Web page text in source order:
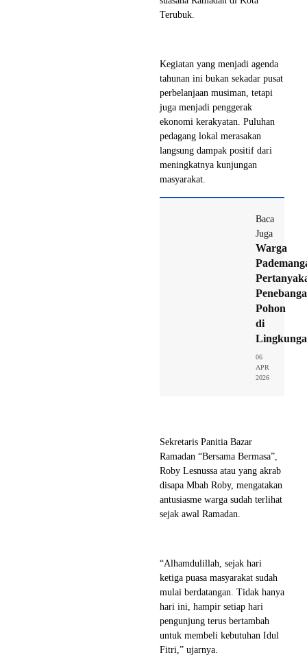
Terubuk.
Kegiatan yang menjadi agenda
tahunan ini bukan sekadar pusat
perbelanjaan musiman, tetapi
juga menjadi penggerak
ekonomi kerakyatan. Puluhan
pedagang lokal merasakan
langsung dampak positif dari
meningkatnya kunjungan
masyarakat.
Baca
Juga
Warga
Pohon
di
06
APR
2026
Sekretaris Panitia Bazar
Ramadan “Bersama Bermasa”,
Roby Lesnussa atau yang akrab
disapa Mbah Roby, mengatakan
antusiasme warga sudah terlihat
sejak awal Ramadan.
“Alhamdulillah, sejak hari
ketiga puasa masyarakat sudah
mulai berdatangan. Tidak hanya
hari ini, hampir setiap hari
pengunjung terus bertambah
untuk membeli kebutuhan Idul
Fitri,” ujarnya.